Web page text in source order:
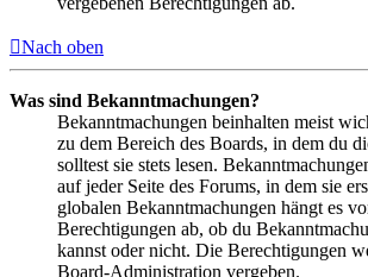
Nach oben
Was sind Bekanntmachungen?
Bekanntmachungen beinhalten meist
zu dem Bereich des Boards, in dem du
solltest sie stets lesen.
auf jeder Seite des Forums, in dem sie
globalen Bekanntmachungen hängt es
Berechtigungen ab, ob du
kannst oder nicht. Die Berechtigungen
Board-Administration vergeben.